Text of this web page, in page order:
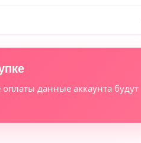
данные аккаунта будут